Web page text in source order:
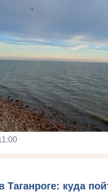
куда